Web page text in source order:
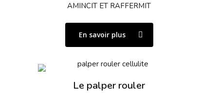
AMINCIT ET RAFFERMIT
En savoir plus
Le palper rouler